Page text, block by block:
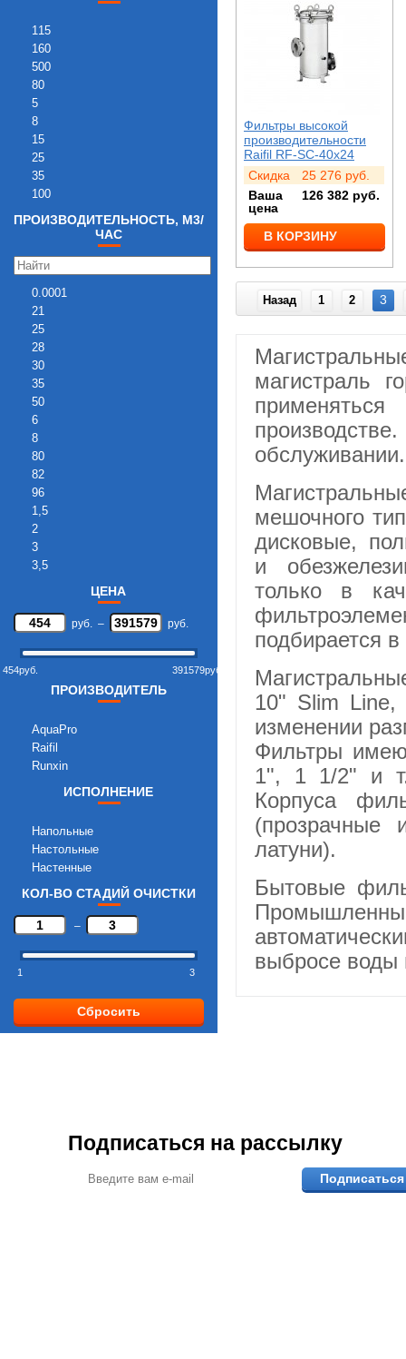
115
160
500
80
5
8
15
25
35
100
ПРОИЗВОДИТЕЛЬНОСТЬ, М3/
ЧАС
0.0001
21
25
28
30
35
50
6
8
80
82
96
1,5
2
3
3,5
14
20
45
ЦЕНА
руб. – руб.
454руб. 391579руб.
ПРОИЗВОДИТЕЛЬ
AquaPro
Raifil
Runxin
ИСПОЛНЕНИЕ
Напольные
Настольные
Настенные
КОЛ-ВО СТАДИЙ ОЧИСТКИ
–
1 3
Сбросить
Фильтры высокой
производительности
Raifil RF-SC-40х24
Скидка
25 276 руб.
Ваша
цена
126 382 руб.
В КОРЗИНУ
Назад 1 2 3
магистраль
обслуживании.
мешочного
дисковые,
и
только в
подбирается
10" Slim
изменении
Фильтры
1", 1 1/2" и
Корпуса
(прозрачные
латуни).
Бытовые
выбросе воды
Подписаться на рассылку
Подписаться